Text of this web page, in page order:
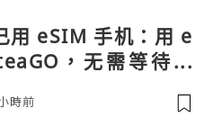
用 eSIM 手机：用 e
，无需等待收
+ 通话短信”（如
联络）：优先 Redt
時前